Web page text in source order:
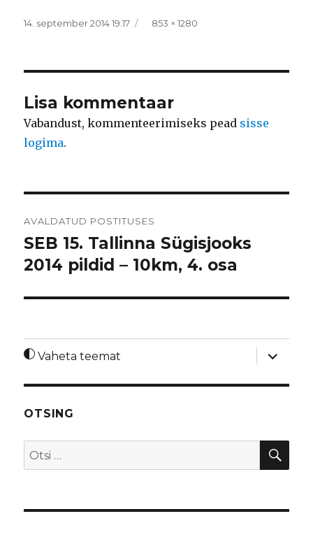
Postitatud
14. september 2014 19:17 Täissuurus
853 × 1280
Lisa kommentaar
Vabandust, kommenteerimiseks pead sisse
logima.
AVALDATUD POSTITUSES
SEB 15. Tallinna Sügisjooks
2014 pildid – 10km, 4. osa
Vaheta teemat
laienda
OTSING
Otsi: